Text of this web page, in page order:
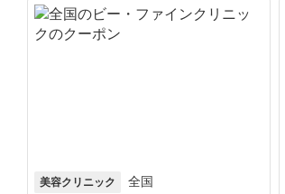
美容クリニック 全国